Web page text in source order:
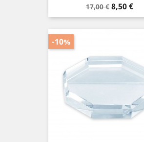
Prezzo
base
17,00 € Prezzo
8,50 €
-10%